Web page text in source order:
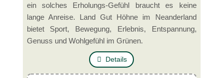
ein solches Erholungs-Gefühl braucht es keine
lange Anreise. Land Gut Höhne im Neanderland
bietet Sport, Bewegung, Erlebnis, Entspannung,
Genuss und Wohlgefühl im Grünen.
Details